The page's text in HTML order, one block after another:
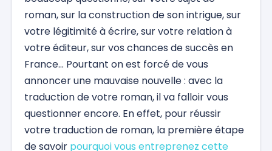
roman, sur la construction de son intrigue, sur
votre légitimité à écrire, sur votre relation à
votre éditeur, sur vos chances de succès en
France… Pourtant on est forcé de vous
annoncer une mauvaise nouvelle : avec la
traduction de votre roman, il va falloir vous
questionner encore. En effet, pour réussir
votre traduction de roman, la première étape
de savoir pourquoi vous entreprenez cette